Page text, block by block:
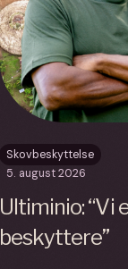
Skovbeskyttelse
5. august 2026
Ultiminio: “Vi
beskyttere”